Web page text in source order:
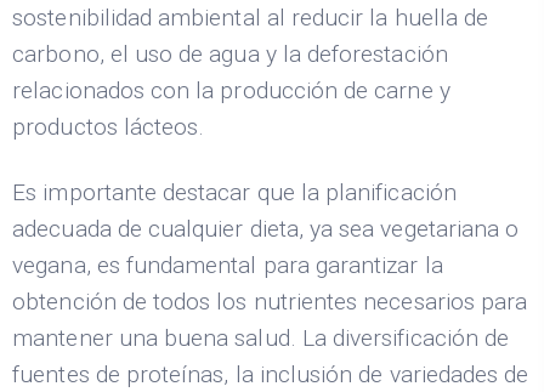
sostenibilidad ambiental al reducir la huella de
carbono, el uso de agua y la deforestación
relacionados con la producción de carne y
productos lácteos.
Es importante destacar que la planificación
adecuada de cualquier dieta, ya sea vegetariana o
vegana, es fundamental para garantizar la
obtención de todos los nutrientes necesarios para
mantener una buena salud. La diversificación de
fuentes de proteínas, la inclusión de variedades de